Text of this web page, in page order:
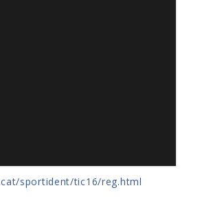
sportident/tic16/reg.html